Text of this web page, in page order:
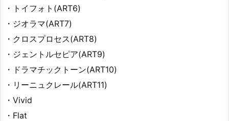
・トイフォト(ART6)
・ジオラマ(ART7)
・クロスプロセス(ART8)
・ジェントルセピア(ART9)
・ドラマチックトーン(ART10)
・リーニュクレール(ART11)
・Vivid
・Flat